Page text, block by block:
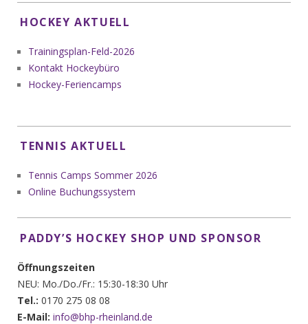
HOCKEY AKTUELL
Trainingsplan-Feld-2026
Kontakt Hockeybüro
Hockey-Feriencamps
TENNIS AKTUELL
Tennis Camps Sommer 2026
Online Buchungssystem
PADDY’S HOCKEY SHOP UND SPONSOR
Öffnungszeiten
NEU: Mo./Do./Fr.: 15:30-18:30 Uhr
Tel.: 0170 275 08 08
E-Mail: info@bhp-rheinland.de